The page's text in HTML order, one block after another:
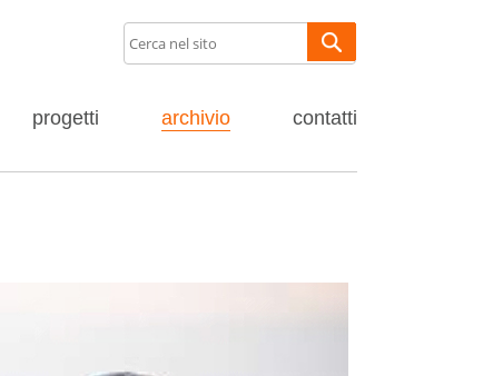
progetti archivio contatti